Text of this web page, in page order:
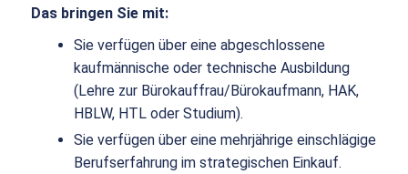
Das bringen Sie mit:
Sie verfügen über eine abgeschlossene
kaufmännische oder technische Ausbildung
(Lehre zur Bürokauffrau/Bürokaufmann, HAK,
HBLW, HTL oder Studium).
Sie verfügen über eine mehrjährige einschlägige
Berufserfahrung im strategischen Einkauf.